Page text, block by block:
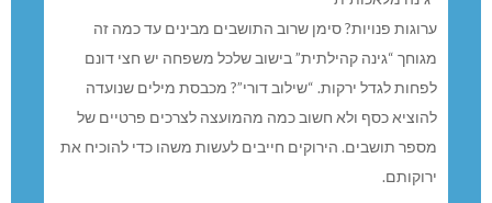
ערוגות פנויות? סימן שרוב התושבים מבינים עד כמה זה
מגוחך “גינה קהילתית” בישוב שלכל משפחה יש חצי דונם
לפחות לגדל ירקות. “שילוב דורי”? מכבסת מילים שנועדה
להוציא כסף ולא חשוב כמה מהמועצה לצרכים פרטיים של
מספר תושבים. הירוקים חייבים לעשות משהו כדי להוכיח את
ירוקותם.